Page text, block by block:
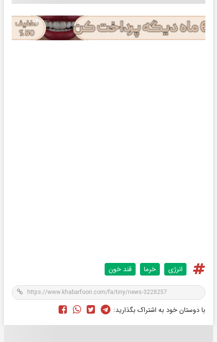
انرژی خرما قند خون
با دوستان خود به اشتراک بگذارید: